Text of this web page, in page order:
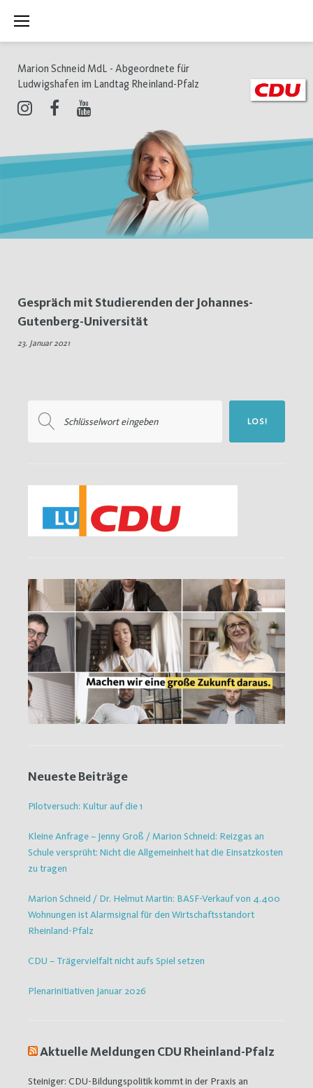
Inhalt
Marion Schneid MdL - Abgeordnete für
Ludwigshafen im Landtag Rheinland-Pfalz
Tag:
23.
Gespräch mit Studierenden der Johannes-
Gutenberg-Universität
23. Januar 2021
nach:
LOS!
Neueste Beiträge
Pilotversuch: Kultur auf die 1
Kleine Anfrage – Jenny Groß / Marion Schneid: Reizgas an
Schule versprüht: Nicht die Allgemeinheit hat die Einsatzkosten
zu tragen
Marion Schneid / Dr. Helmut Martin: BASF-Verkauf von 4.400
Wohnungen ist Alarmsignal für den Wirtschaftsstandort
Rheinland-Pfalz
CDU – Trägervielfalt nicht aufs Spiel setzen
Plenarinitiativen Januar 2026
Aktuelle Meldungen CDU Rheinland-Pfalz
Steiniger: CDU-Bildungspolitik kommt in der Praxis an